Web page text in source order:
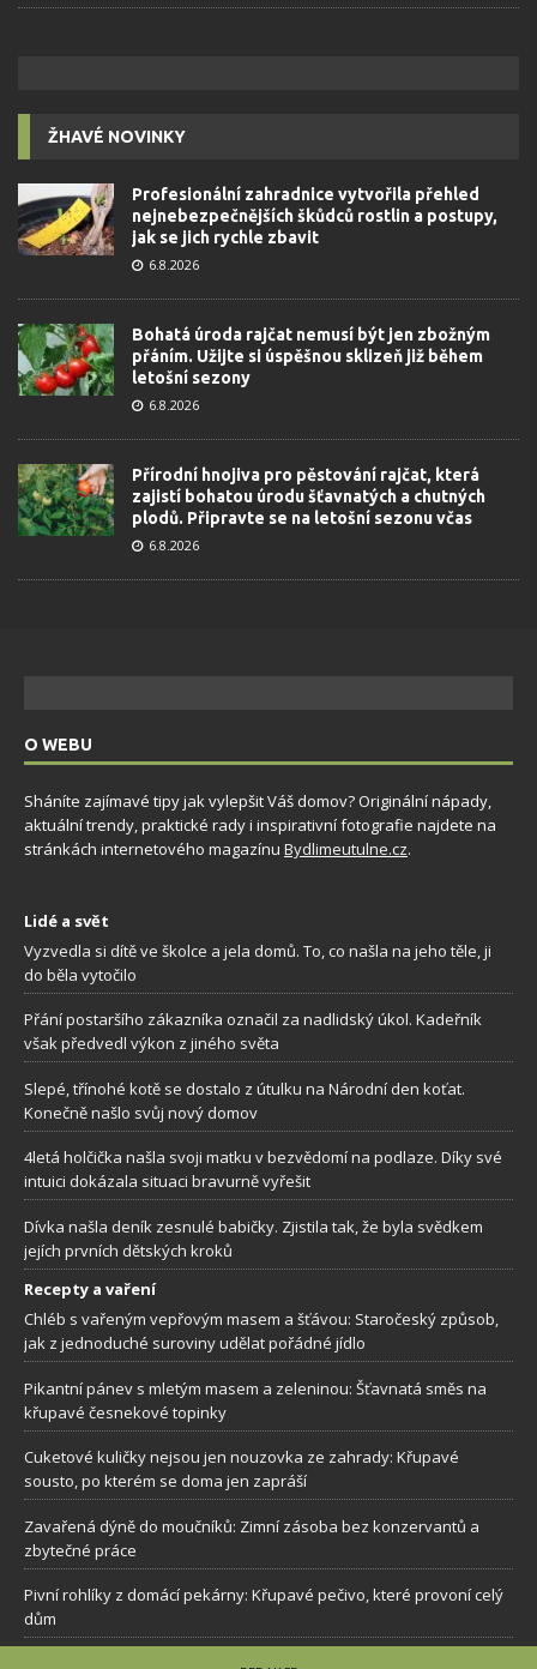
ŽHAVÉ NOVINKY
Profesionální zahradnice vytvořila přehled
nejnebezpečnějších škůdců rostlin a postupy,
jak se jich rychle zbavit
6.8.2026
Bohatá úroda rajčat nemusí být jen zbožným
přáním. Užijte si úspěšnou sklizeň již během
letošní sezony
6.8.2026
Přírodní hnojiva pro pěstování rajčat, která
zajistí bohatou úrodu šťavnatých a chutných
plodů. Připravte se na letošní sezonu včas
6.8.2026
O WEBU
Sháníte zajímavé tipy jak vylepšit Váš domov? Originální nápady,
aktuální trendy, praktické rady i inspirativní fotografie najdete na
stránkách internetového magazínu Bydlimeutulne.cz.
Lidé a svět
Vyzvedla si dítě ve školce a jela domů. To, co našla na jeho těle, ji
do běla vytočilo
Přání postaršího zákazníka označil za nadlidský úkol. Kadeřník
však předvedl výkon z jiného světa
Slepé, třínohé kotě se dostalo z útulku na Národní den koťat.
Konečně našlo svůj nový domov
4letá holčička našla svoji matku v bezvědomí na podlaze. Díky své
intuici dokázala situaci bravurně vyřešit
Dívka našla deník zesnulé babičky. Zjistila tak, že byla svědkem
jejích prvních dětských kroků
Recepty a vaření
Chléb s vařeným vepřovým masem a šťávou: Staročeský způsob,
jak z jednoduché suroviny udělat pořádné jídlo
Pikantní pánev s mletým masem a zeleninou: Šťavnatá směs na
křupavé česnekové topinky
Cuketové kuličky nejsou jen nouzovka ze zahrady: Křupavé
sousto, po kterém se doma jen zapráší
Zavařená dýně do moučníků: Zimní zásoba bez konzervantů a
zbytečné práce
Pivní rohlíky z domácí pekárny: Křupavé pečivo, které provoní celý
dům